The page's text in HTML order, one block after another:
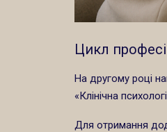
Цикл
На другому році
«Клінічна
Для отримання